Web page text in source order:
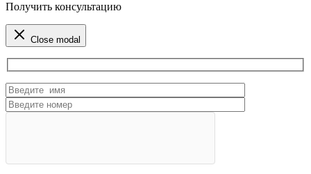
Получить консультацию
Close modal